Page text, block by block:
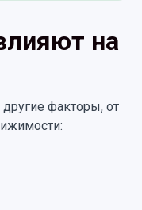
на
факторы, от